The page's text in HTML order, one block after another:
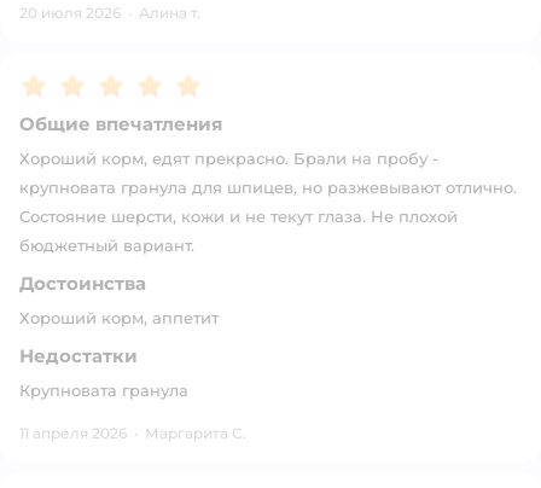
20 июля 2026 · Алина т.
Рейтинг:5
Общие впечатления
Хороший корм, едят прекрасно. Брали на пробу -
крупновата гранула для шпицев, но разжевывают отлично.
Состояние шерсти, кожи и не текут глаза. Не плохой
бюджетный вариант.
Достоинства
Хороший корм, аппетит
Недостатки
Крупновата гранула
11 апреля 2026 · Маргарита С.